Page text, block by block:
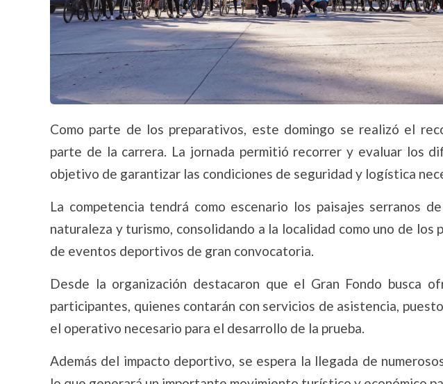
Como parte de los preparativos, este domingo se realizó el
parte de la carrera. La jornada permitió recorrer y evaluar los
objetivo de garantizar las condiciones de seguridad y logística
La competencia tendrá como escenario los paisajes serranos
naturaleza y turismo, consolidando a la localidad como uno de los
de eventos deportivos de gran convocatoria.
Desde la organización destacaron que el Gran Fondo busca
participantes, quienes contarán con servicios de asistencia,
el operativo necesario para el desarrollo de la prueba.
Además del impacto deportivo, se espera la llegada de